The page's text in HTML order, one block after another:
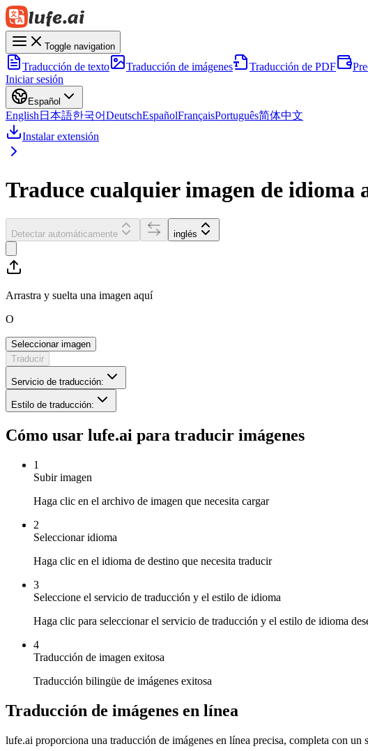
Toggle navigation
Traducción de texto Traducción de imágenes Traducción de PDF
Iniciar sesión
Español
English 日本語한국어DeutschEspañolFrançaisPortuguês简体中文
Instalar extensión
Traduce cualquier imagen de idioma
Detectar automáticamente inglés
Arrastra y suelta una imagen aquí
O
Seleccionar imagen
Traducir
Servicio de traducción:
Estilo de traducción:
Cómo usar lufe.ai para traducir imágenes
1
Subir imagen
Haga clic en el archivo de imagen que necesita cargar
2
Seleccionar idioma
Haga clic en el idioma de destino que necesita traducir
3
Seleccione el servicio de traducción y el estilo de idioma
Haga clic para seleccionar el servicio de traducción y el estilo de idioma
4
Traducción de imagen exitosa
Traducción bilingüe de imágenes exitosa
Traducción de imágenes en línea
lufe.ai proporciona una traducción de imágenes en línea precisa, completa con un